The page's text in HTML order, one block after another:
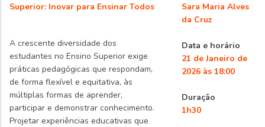
Superior: Inovar para Ensinar Todos
A crescente diversidade dos
estudantes no Ensino Superior exige
práticas pedagógicas que respondam,
de forma flexível e equitativa, às
múltiplas formas de aprender,
participar e demonstrar conhecimento.
Projetar experiências educativas que
Sara Maria Alves
da Cruz
Data e horário
21 de Janeiro de
2026 às 18:00
Duração
1h30